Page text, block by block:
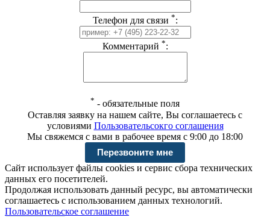
Телефон для связи *:
Комментарий *:
* - обязательные поля
Оставляя заявку на нашем сайте, Вы соглашаетесь с
условиями Пользовательсокго соглашения
Мы свяжемся с вами в рабочее время с 9:00 до 18:00
Сайт использует файлы cookies и сервис сбора технических
данных его посетителей.
Продолжая использовать данный ресурс, вы автоматически
соглашаетесь с использованием данных технологий.
Пользовательское соглашение